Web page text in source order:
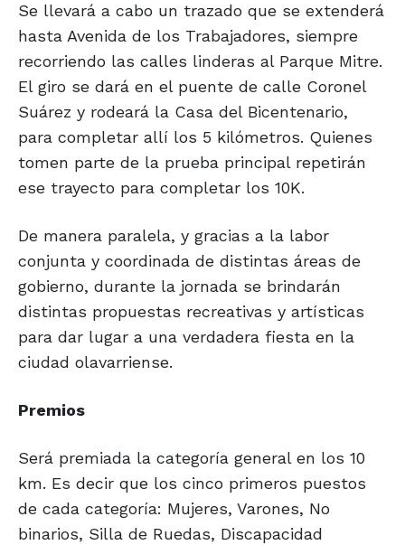
Se llevará a cabo un trazado que se extenderá
hasta Avenida de los Trabajadores, siempre
recorriendo las calles linderas al Parque Mitre.
El giro se dará en el puente de calle Coronel
Suárez y rodeará la Casa del Bicentenario,
para completar allí los 5 kilómetros. Quienes
tomen parte de la prueba principal repetirán
ese trayecto para completar los 10K.
De manera paralela, y gracias a la labor
conjunta y coordinada de distintas áreas de
gobierno, durante la jornada se brindarán
distintas propuestas recreativas y artísticas
para dar lugar a una verdadera fiesta en la
ciudad olavarriense.
Premios
Será premiada la categoría general en los 10
km. Es decir que los cinco primeros puestos
de cada categoría: Mujeres, Varones, No
binarios, Silla de Ruedas, Discapacidad